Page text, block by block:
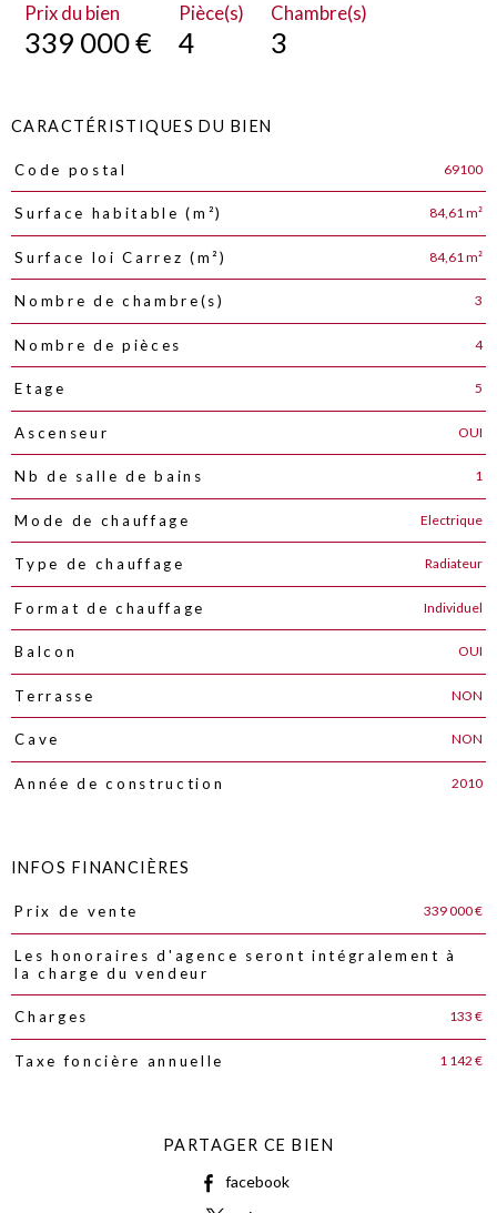
Prix du bien
339 000 €
Pièce(s)
4
Chambre(s)
3
CARACTÉRISTIQUES DU BIEN
Caractéristiques
Code postal 69100
Surface habitable (m²) 84,61 m²
Surface loi Carrez (m²) 84,61 m²
Nombre de chambre(s) 3
Nombre de pièces 4
Etage 5
Ascenseur OUI
Nb de salle de bains 1
Mode de chauffage Electrique
Type de chauffage Radiateur
Format de chauffage Individuel
Balcon OUI
Terrasse NON
Cave NON
Année de construction 2010
INFOS FINANCIÈRES
Caractéristiques Valeurs
Prix de vente 339 000 €
Les honoraires d'agence seront intégralement à
la charge du vendeur
Charges 133 €
Taxe foncière annuelle 1 142 €
PARTAGER CE BIEN
facebook